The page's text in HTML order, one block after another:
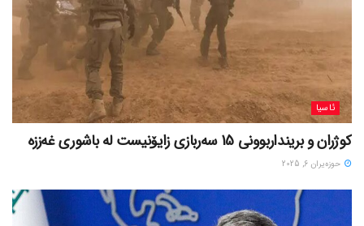
ئاسیا
کوژران و برینداربوونی 15 سەربازی زایۆنیست لە باشوری غەززە
حوزه‌یران 6, 2025